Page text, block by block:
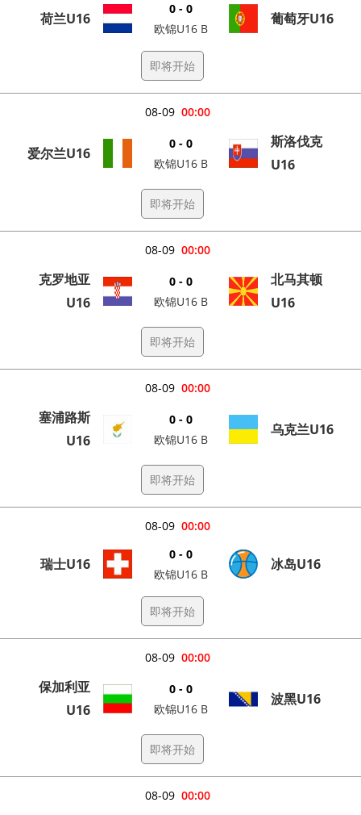
荷兰U16
0 - 0
欧锦U16 B
葡萄牙U16
即将开始
00:00
08-09
爱尔兰U16
0 - 0
欧锦U16 B
斯洛伐克
U16
即将开始
00:00
08-09
克罗地亚
U16
0 - 0
欧锦U16 B
北马其顿
U16
即将开始
00:00
08-09
塞浦路斯
U16
0 - 0
欧锦U16 B
乌克兰U16
即将开始
00:00
08-09
瑞士U16
0 - 0
欧锦U16 B
冰岛U16
即将开始
00:00
08-09
保加利亚
U16
0 - 0
欧锦U16 B
波黑U16
即将开始
00:00
08-09